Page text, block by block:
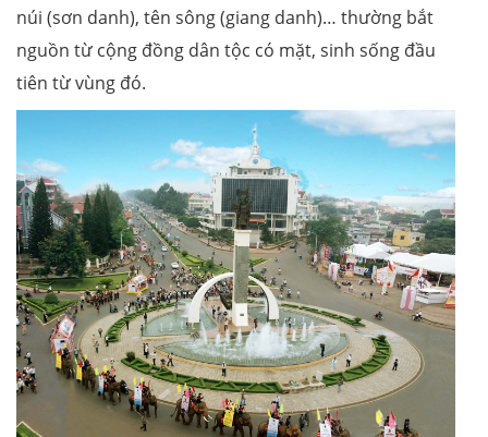
núi (sơn danh), tên sông (giang danh)… thường bắt
nguồn từ cộng đồng dân tộc có mặt, sinh sống đầu
tiên từ vùng đó.